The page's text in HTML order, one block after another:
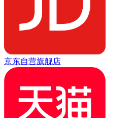
京东自营旗舰店